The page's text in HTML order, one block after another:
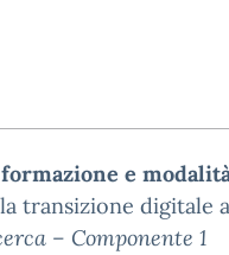
e
transizione digitale
– Componente 1